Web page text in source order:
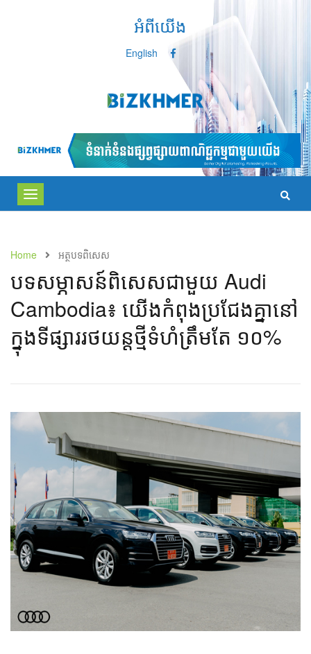
អំពីយើង
English
Toggle
navigation
Home អត្ថបទពិសេស
បទ​សម្ភាសន៍​ពិសេស​ជា​មួយ​ Audi
Cambodia៖ យើង​កំពុង​ប្រជែង​គ្នា​នៅ​
ក្នុង​ទីផ្សារ​រថយន្ត​​ថ្មី​​ទំហំ​ត្រឹមតែ ១០%​​